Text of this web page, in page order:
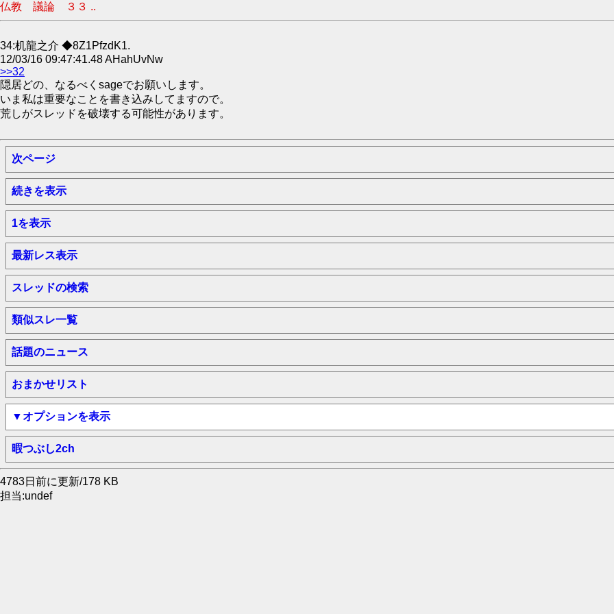
仏教 議論 ３３ ..
34:机龍之介 ◆8Z1PfzdK1.
12/03/16 09:47:41.48 AHahUvNw
>>32
隠居どの、なるべくsageでお願いします。
いま私は重要なことを書き込みしてますので。
荒しがスレッドを破壊する可能性があります。
次ページ
続きを表示
1を表示
最新レス表示
スレッドの検索
類似スレ一覧
話題のニュース
おまかせリスト
▼オプションを表示
暇つぶし2ch
4783日前に更新/178 KB
担当:undef